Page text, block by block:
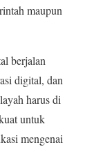
maupun
berjalan
digital, dan
harus di
untuk
mengenai